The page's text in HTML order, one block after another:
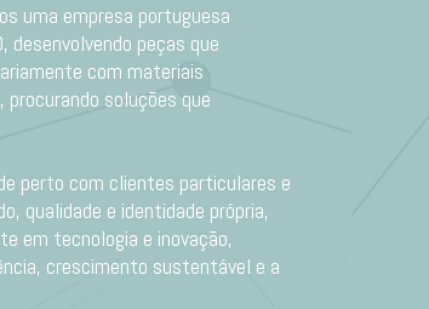
uma empresa portuguesa
desenvolvendo peças que
com materiais
procurando soluções que
perto com clientes particulares e
qualidade e identidade própria,
em tecnologia e inovação,
crescimento sustentável e a